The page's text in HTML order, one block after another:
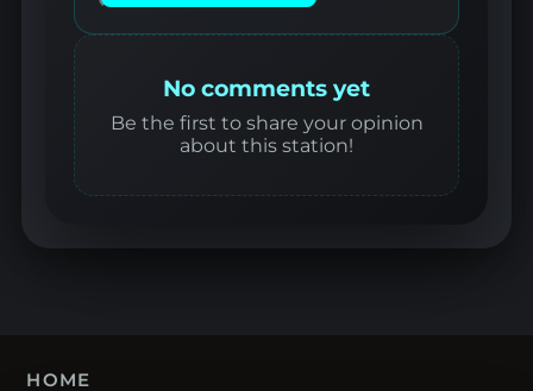
No comments yet
Be the first to share your opinion
about this station!
HOME